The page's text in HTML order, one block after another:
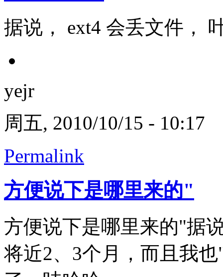
据说， ext4 会丢文件，
yejr
周五, 2010/10/15 - 10:17
Permalink
方便说下是哪里来的"
方便说下是哪里来的"据
将近2、3个月，而且我